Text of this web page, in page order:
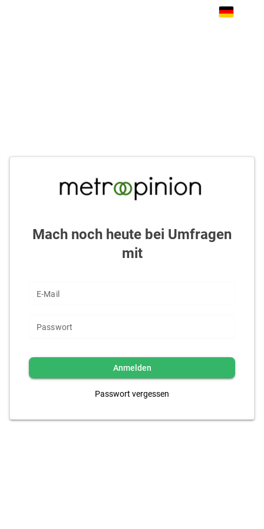
Mach noch heute bei Umfragen
mit
E-Mail
Passwort
Anmelden
Passwort vergessen